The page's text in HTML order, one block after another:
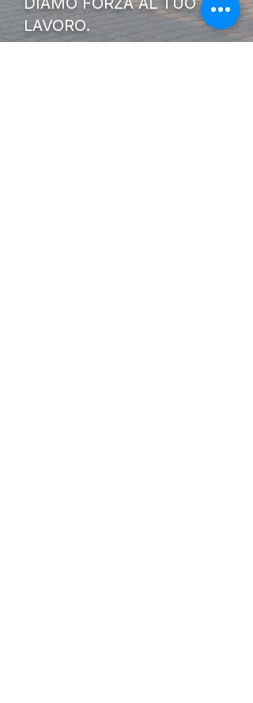
LAVORO.